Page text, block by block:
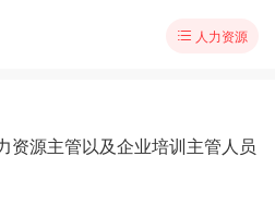
 人力资源
资源主管以及企业培训主管人员